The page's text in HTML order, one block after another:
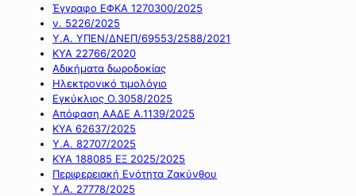
Έγγραφο ΕΦΚΑ 1270300/2025
ν. 5226/2025
Υ.Α. ΥΠΕΝ/ΔΝΕΠ/69553/2588/2021
ΚΥΑ 22766/2020
Αδικήματα δωροδοκίας
Ηλεκτρονικό τιμολόγιο
Εγκύκλιος Ο.3058/2025
Απόφαση ΑΑΔΕ Α.1139/2025
ΚΥΑ 62637/2025
Υ.Α. 82707/2025
ΚΥΑ 188085 ΕΞ 2025/2025
Περιφερειακή Ενότητα Ζακύνθου
Υ.Α. 27778/2025